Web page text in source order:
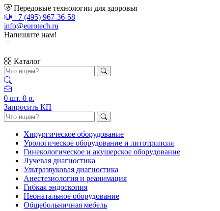
Передовые технологии для здоровья
+7 (495) 967-36-58
info@eurotech.ru
Напишите нам!
Каталог
0 шт. 0 р.
Запросить КП
Хирургическое оборудование
Урологическое оборудование и литотрипсия
Гинекологическое и акушерское оборудование
Лучевая диагностика
Ультразвуковая диагностика
Анестезиология и реанимация
Гибкая эндоскопия
Неонатальное оборудование
Общебольничная мебель